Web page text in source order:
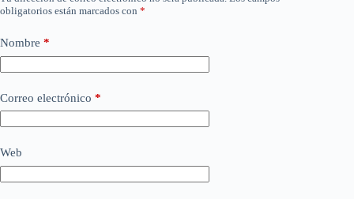
obligatorios están marcados con *
Nombre *
Correo electrónico *
Web